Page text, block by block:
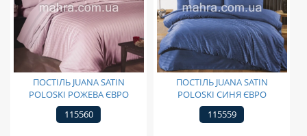
ПОСТІЛЬ JUANA SATIN
POLOSKI РОЖЕВА ЄВРО
115560
ПОСТІЛЬ JUANA SATIN
POLOSKI СИНЯ ЄВРО
115559